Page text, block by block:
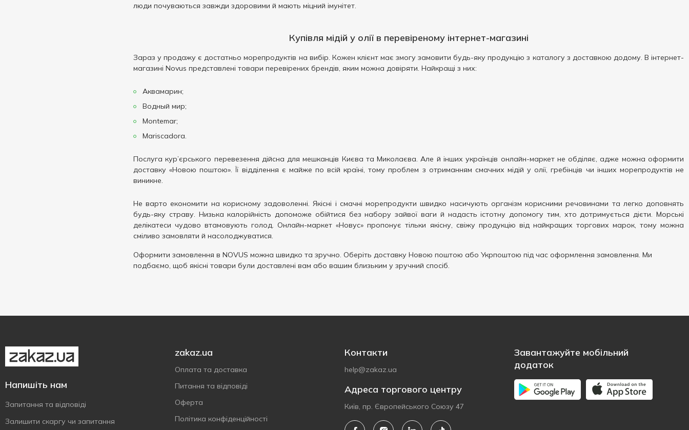
люди почуваються завжди здоровими й мають міцний імунітет.
Купівля мідій у олії в перевіреному інтернет-магазині
Зараз у продажу є достатньо морепродуктів на вибір. Кожен клієнт має змогу замовити будь-яку продукцію з каталогу з доставкою додому. В інтернет-
магазині Novus представлені товари перевірених брендів, яким можна довіряти. Найкращі з них:
Аквамарин;
Водный мир;
Montemar;
Mariscadora.
Послуга кур’єрського перевезення дійсна для мешканців Києва та Миколаєва. Але й інших українців онлайн-маркет не обділяє, адже можна оформити
доставку «Новою поштою». Її відділення є майже по всій країні, тому проблем з отриманням смачних мідій у олії, гребінців чи інших морепродуктів не
виникне.
Не варто економити на корисному задоволенні. Якісні і смачні морепродукти швидко насичують організм корисними речовинами та легко доповнять
будь-яку страву. Низька калорійність допоможе обійтися без набору зайвої ваги й надасть істотну допомогу тим, хто дотримується дієти. Морські
делікатеси чудово втамовують голод. Онлайн-маркет «Новус» пропонує тільки якісну, свіжу продукцію від найкращих торгових марок, тому можна
сміливо замовляти й насолоджуватися.
Оформити замовлення в NOVUS можна швидко та зручно. Оберіть доставку Новою поштою або Укрпоштою під час оформлення замовлення. Ми
подбаємо, щоб якісні товари були доставлені вам або вашим близьким у зручний спосіб.
Напишіть нам
Запитання та відповіді
Залишити скаргу чи запитання
zakaz.ua
Оплата та доставка
Питання та відповіді
Оферта
Політика конфіденційності
Контакти
help@zakaz.ua
Адреса торгового центру
Київ, пр. Європейського Союзу 47
Завантажуйте мобільний
додаток